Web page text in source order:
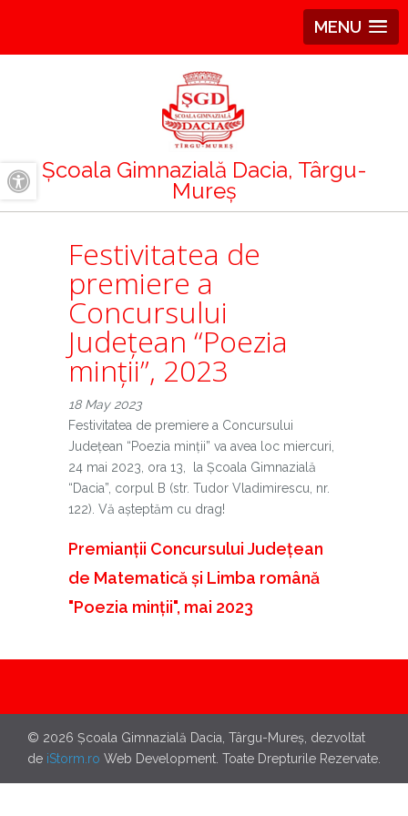
MENU
Școala Gimnazială Dacia, Târgu-
Mureș
A+
Festivitatea de
premiere a
Concursului
Județean “Poezia
minții”, 2023
18 May 2023
Festivitatea de premiere a Concursului
Județean “Poezia minții” va avea loc miercuri,
24 mai 2023, ora 13, la Școala Gimnazială
“Dacia”, corpul B (str. Tudor Vladimirescu, nr.
122). Vă așteptăm cu drag!
Premianții Concursului Județean
de Matematică și Limba română
"Poezia minții", mai 2023
© 2026 Școala Gimnazială Dacia, Târgu-Mureș, dezvoltat
de iStorm.ro Web Development. Toate Drepturile Rezervate.